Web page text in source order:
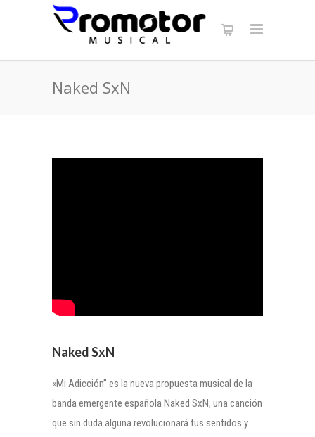
Naked SxN
Naked SxN
«Mi Adicción” es la nueva propuesta musical de la
banda emergente española Naked SxN, una canción
que sin duda alguna revolucionará tus sentidos y